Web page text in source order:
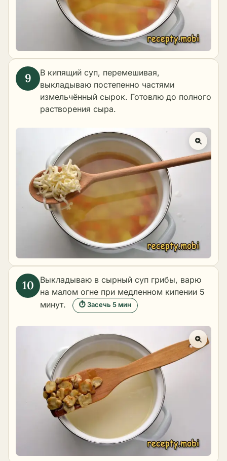
В кипящий суп, перемешивая,
выкладываю постепенно частями
измельчённый сырок. Готовлю до полного
растворения сыра.
Выкладываю в сырный суп грибы, варю
на малом огне при медленном кипении 5
минут.
⏱ Засечь 5 мин